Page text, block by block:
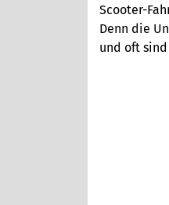
Scooter-
Denn die
und oft